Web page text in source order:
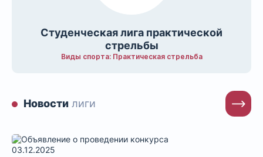
Студенческая лига практической
стрельбы
Виды спорта: Практическая стрельба
Новости лиги
03.12.2025